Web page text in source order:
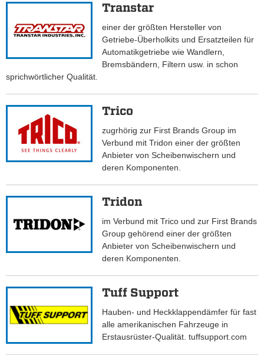
Transtar
einer der größten Hersteller von
Getriebe-Überholkits und Ersatzteilen für
Automatikgetriebe wie Wandlern,
Bremsbändern, Filtern usw. in schon
sprichwörtlicher Qualität.
Trico
zugrhörig zur First Brands Group im
Verbund mit Tridon einer der größten
Anbieter von Scheibenwischern und
deren Komponenten.
Tridon
im Verbund mit Trico und zur First Brands
Group gehörend einer der größten
Anbieter von Scheibenwischern und
deren Komponenten.
Tuff Support
Hauben- und Heckklappendämfer für fast
alle amerikanischen Fahrzeuge in
Erstausrüster-Qualität. tuffsupport.com